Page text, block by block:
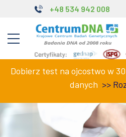
+48 534 942 008
Dobierz test na ojcostwo w
danych >>